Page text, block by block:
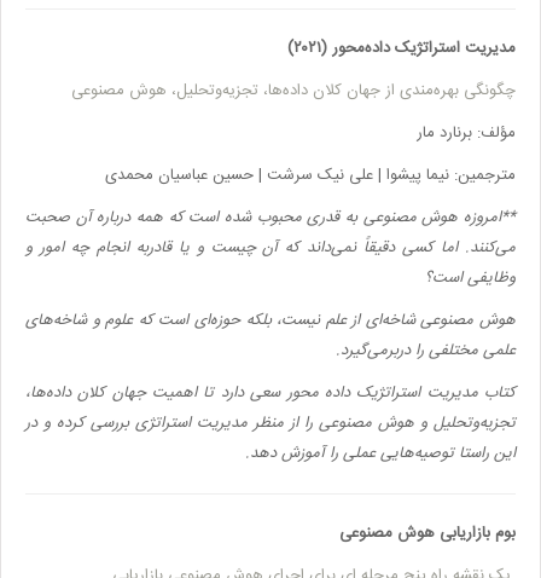
مدیریت استراتژیک داده‌محور (۲۰۲۱)
چگونگی بهره‌مندی از جهان کلان داده‌ها، تجزیه‌وتحلیل، هوش مصنوعی
مؤلف:برنارد مار
مترجمین:نیما پیشوا | علی نیک‌ سرشت | حسین عباسیان محمدی
امروزه هوش مصنوعی به قدری محبوب شده است که همه درباره آن صحبت
می‌کنند. اما کسی دقیقاً نمی‌داند که آن چیست و یا قادربه انجام چه امور و
وظایفی است؟
هوش مصنوعی شاخه‌ای از علم نیست،‌ بلکه حوزه‌ای است که علوم و شاخه‌های
علمی مختلفی را دربرمی‌گیرد.
کتاب مدیریت استراتژیک داده محور سعی دارد تا اهمیت جهان کلان داده‌ها‌،
تجزیه‌وتحلیل و هوش مصنوعی را از منظر مدیریت استراتژی بررسی کرده و در
این راستا توصیه‌هایی عملی را آموزش دهد.
بوم بازاریابی هوش مصنوعی